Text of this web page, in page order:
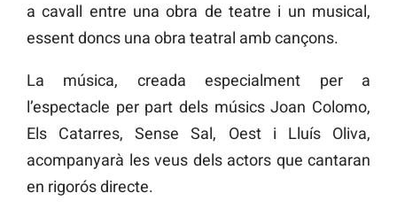
a cavall entre una obra de teatre i un musical,
essent doncs una obra teatral amb cançons.
La música, creada especialment per a
l’espectacle per part dels músics Joan Colomo,
Els Catarres, Sense Sal, Oest i Lluís Oliva,
acompanyarà les veus dels actors que cantaran
en rigorós directe.